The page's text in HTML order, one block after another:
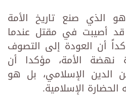
الذي صنع تاريخ الأمة
قد أصيبت في مقتل عندما
أن العودة إلى التصوف
نهضة الأمة، مؤكدا أن
الدين الإسلامي، بل هو
الإسلامية.